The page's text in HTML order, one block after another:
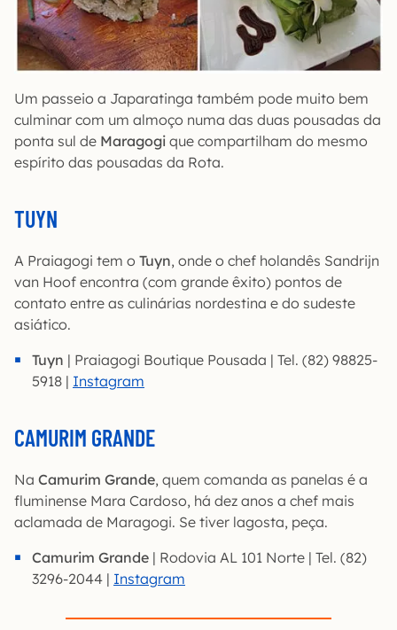
Um passeio a Japaratinga também pode muito bem
culminar com um almoço numa das duas pousadas da
ponta sul de Maragogi que compartilham do mesmo
espírito das pousadas da Rota.
TUYN
A Praiagogi tem o Tuyn, onde o chef holandês Sandrijn
van Hoof encontra (com grande êxito) pontos de
contato entre as culinárias nordestina e do sudeste
asiático.
Tuyn | Praiagogi Boutique Pousada | Tel. (82) 98825-
5918 | Instagram
CAMURIM GRANDE
Na Camurim Grande, quem comanda as panelas é a
fluminense Mara Cardoso, há dez anos a chef mais
aclamada de Maragogi. Se tiver lagosta, peça.
Camurim Grande | Rodovia AL 101 Norte | Tel. (82)
3296-2044 | Instagram